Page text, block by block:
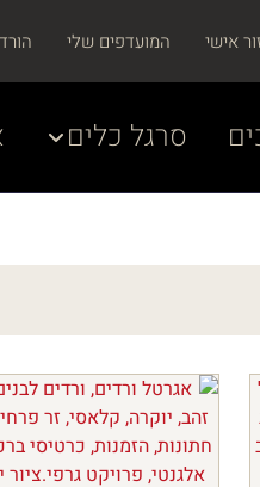
אישי המועדפים שלי
סרגל כלים